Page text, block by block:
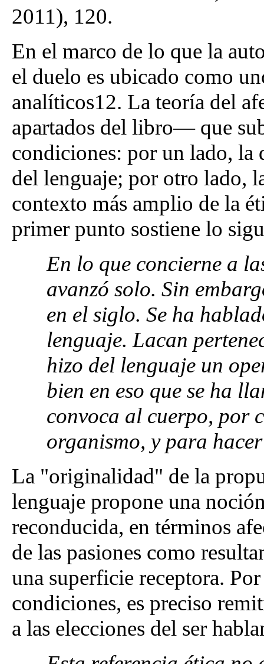
2011), 120.
En el marco de lo que la
el duelo es ubicado como
analíticos12. La teoría del
apartados del libro— que
condiciones: por un lado, la
del lenguaje; por otro lado,
contexto más amplio de la
primer punto sostiene lo
En lo que concierne a
avanzó solo. Sin
en el siglo. Se ha
lenguaje. Lacan
hizo del lenguaje un
bien en eso que se ha
convoca al cuerpo, por
organismo, y para
La "originalidad" de la
lenguaje propone una
reconducida, en términos
de las pasiones como
una superficie receptora.
condiciones, es preciso
a las elecciones del ser